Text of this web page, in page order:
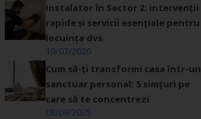
Instalator în Sector 2: intervenții
rapide și servicii esențiale pentru
locuința dvs.
19/07/2026
Cum să-ți transformi casa într-un
sanctuar personal: 5 simțuri pe
care să te concentrezi
08/09/2025